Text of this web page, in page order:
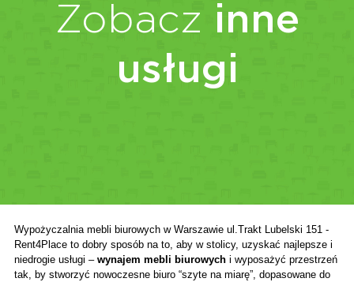
Zobacz inne
usługi
Wypożyczalnia mebli biurowych w Warszawie ul.Trakt Lubelski 151 -
Rent4Place to dobry sposób na to, aby w stolicy, uzyskać najlepsze i
niedrogie usługi – wynajem mebli biurowych i wyposażyć przestrzeń
tak, by stworzyć nowoczesne biuro “szyte na miarę”, dopasowane do